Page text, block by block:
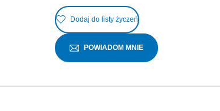
Dodaj do listy życzeń
POWIADOM MNIE